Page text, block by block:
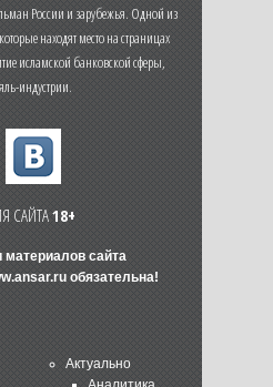
России и зарубежья. Одной из
находят место на страницах
исламской банковской сферы,
индустрии.
САЙТА18+
сайта
обязательна!
Актуально